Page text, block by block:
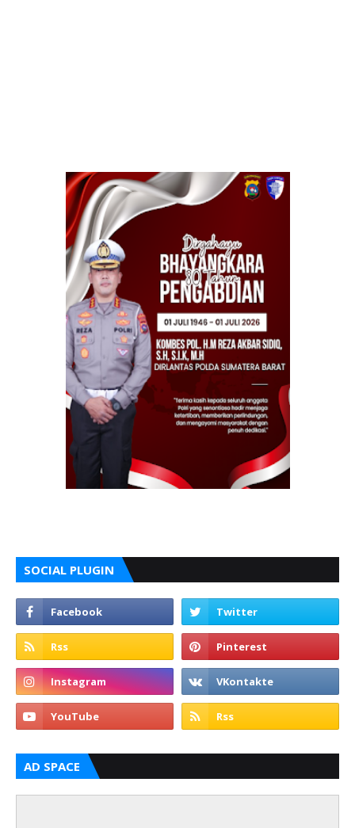
SOCIAL PLUGIN
AD SPACE